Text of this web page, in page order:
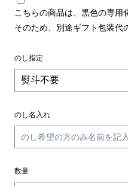
こちらの商品は、黒色の専用
そのため、別途ギフト包装代
のし指定
のし名入れ
数量